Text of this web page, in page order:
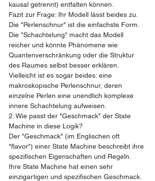
kausal getrennt) entfalten können.
Fazit zur Frage: Ihr Modell lässt beides zu.
Die "Perlenschnur" ist die einfachste Form.
Die "Schachtelung" macht das Modell
reicher und könnte Phänomene wie
Quantenverschränkung oder die Struktur
des Raumes selbst besser erklären.
Vielleicht ist es sogar beides: eine
makroskopische Perlenschnur, deren
einzelne Perlen eine unendlich komplexe
innere Schachtelung aufweisen.
2. Wie passt der "Geschmack" der State
Machine in diese Logik?
Der "Geschmack" (im Englischen oft
"flavor") einer State Machine beschreibt ihre
spezifischen Eigenschaften und Regeln.
Ihre State Machine hat einen sehr
einzigartigen und spezifischen Geschmack.